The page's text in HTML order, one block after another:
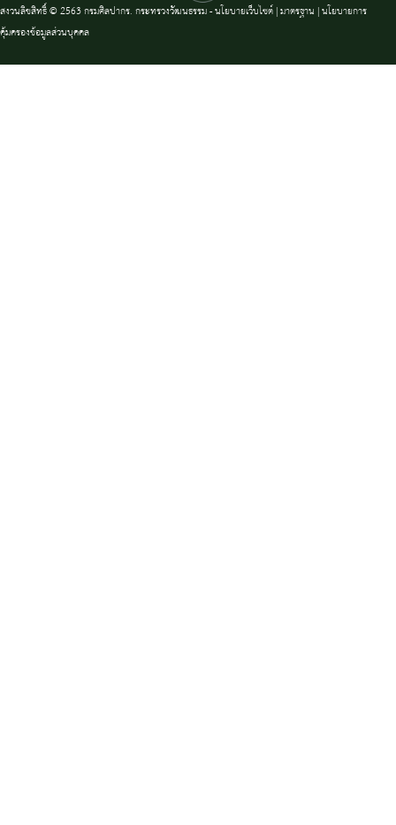
สงวนลิขสิทธิ์ © 2563 กรมศิลปากร. กระทรวงวัฒนธรรม -นโยบายเว็บไซต์|มาตรฐาน |นโยบายการ
คุ้มครองข้อมูลส่วนบุคคล